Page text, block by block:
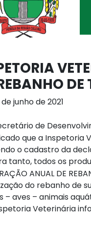
DE
junho de 2021
de
que a Inspetoria
o cadastro da
tanto, todos os
ANUAL DE
do rebanho de
– aves – animais
Veterinária